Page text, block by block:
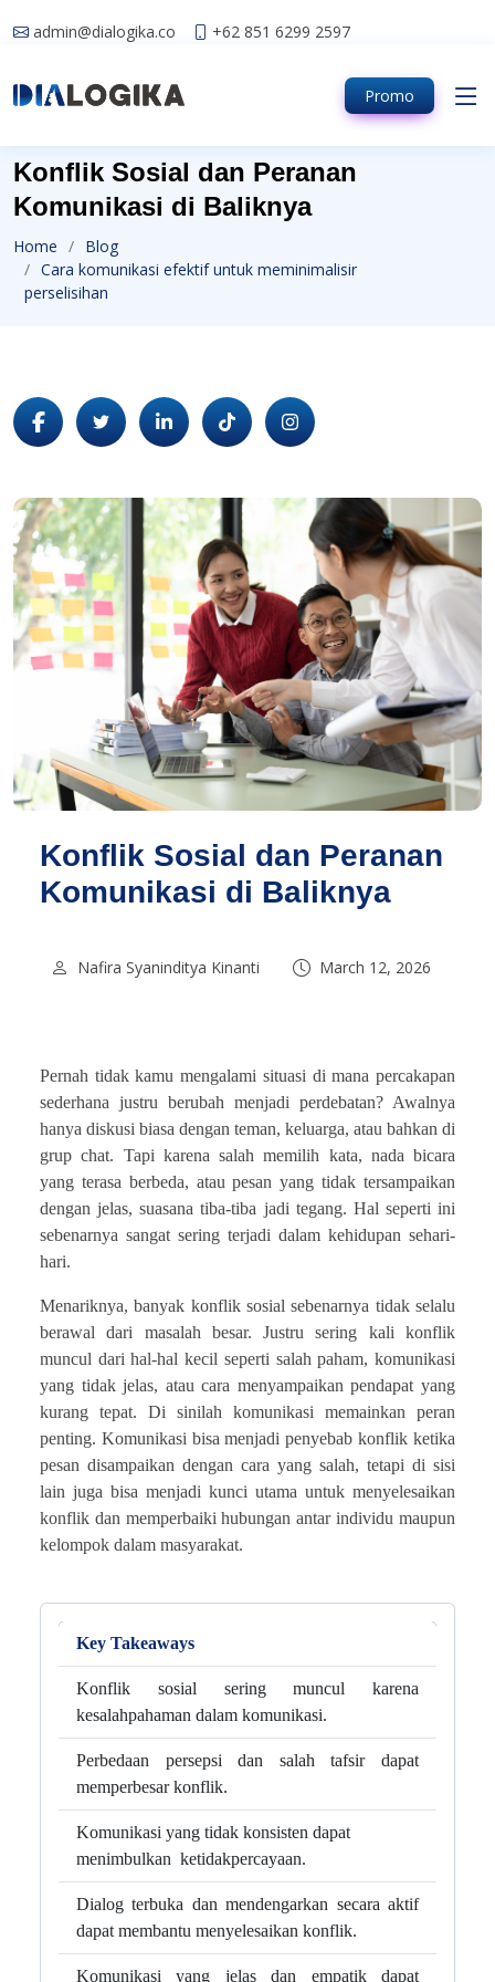
admin@dialogika.co +62 851 6299 2597
Promo
Konflik Sosial dan Peranan
Komunikasi di Baliknya
Home
Blog
Cara komunikasi efektif untuk meminimalisir
perselisihan
Konflik Sosial dan Peranan
Komunikasi di Baliknya
Nafira Syaninditya Kinanti March 12, 2026
Pernah tidak kamu mengalami situasi di mana percakapan
sederhana justru berubah menjadi perdebatan? Awalnya
hanya diskusi biasa dengan teman, keluarga, atau bahkan di
grup chat. Tapi karena salah memilih kata, nada bicara
yang terasa berbeda, atau pesan yang tidak tersampaikan
dengan jelas, suasana tiba-tiba jadi tegang. Hal seperti ini
sebenarnya sangat sering terjadi dalam kehidupan sehari-
hari.
Menariknya, banyak konflik sosial sebenarnya tidak selalu
berawal dari masalah besar. Justru sering kali konflik
muncul dari hal-hal kecil seperti salah paham, komunikasi
yang tidak jelas, atau cara menyampaikan pendapat yang
kurang tepat. Di sinilah komunikasi memainkan peran
penting. Komunikasi bisa menjadi penyebab konflik ketika
pesan disampaikan dengan cara yang salah, tetapi di sisi
lain juga bisa menjadi kunci utama untuk menyelesaikan
konflik dan memperbaiki hubungan antar individu maupun
kelompok dalam masyarakat.
Key Takeaways
Konflik sosial sering muncul karena
kesalahpahaman dalam komunikasi.
Perbedaan persepsi dan salah tafsir dapat
memperbesar konflik.
Komunikasi yang tidak konsisten dapat
menimbulkan ketidakpercayaan.
Dialog terbuka dan mendengarkan secara aktif
dapat membantu menyelesaikan konflik.
Komunikasi yang jelas dan empatik dapat